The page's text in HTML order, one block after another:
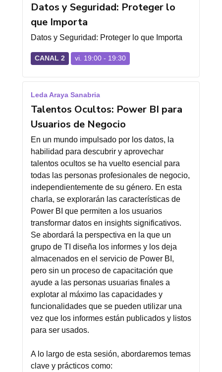
Datos y Seguridad: Proteger lo
que Importa
Datos y Seguridad: Proteger lo que Importa
CANAL 2 vi. 19:00 - 19:30
Leda Araya Sanabria
Talentos Ocultos: Power BI para
Usuarios de Negocio
En un mundo impulsado por los datos, la
habilidad para descubrir y aprovechar
talentos ocultos se ha vuelto esencial para
todas las personas profesionales de negocio,
independientemente de su género. En esta
charla, se explorarán las características de
Power BI que permiten a los usuarios
transformar datos en insights significativos.
Se abordará la perspectiva en la que un
grupo de TI diseña los informes y los deja
almacenados en el servicio de Power BI,
pero sin un proceso de capacitación que
ayude a las personas usuarias finales a
explotar al máximo las capacidades y
funcionalidades que se pueden utilizar una
vez que los informes están publicados y listos
para ser usados.
A lo largo de esta sesión, abordaremos temas
clave y prácticos como: